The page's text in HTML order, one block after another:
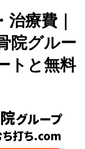
療費｜
院グルー
トと無料